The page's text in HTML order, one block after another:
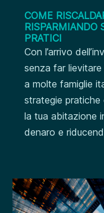
COME
RISPARMIANDO
PRATICI
Con l’arrivo
senza far
a molte famiglie
strategie
la tua abitazione
denaro e